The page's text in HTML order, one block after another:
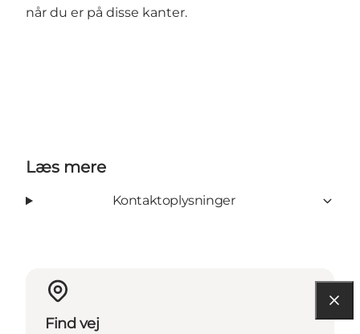
når du er på disse kanter.
Læs mere
Kontaktoplysninger
Find vej